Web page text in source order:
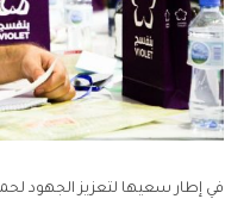
في إطار سعيها لتعزيز الجهود